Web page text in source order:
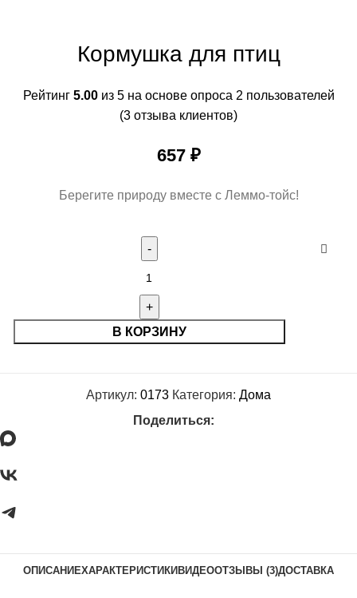
Кормушка для птиц
Рейтинг 5.00из 5 на основе опроса 2 пользователей
(3 отзыва клиентов)
657 ₽
Берегите природу вместе с Леммо-тойс!
В КОРЗИНУ
Артикул: 0173 Категория: Дома
Поделиться:
ОПИСАНИЕХАРАКТЕРИСТИКИ ВИДЕООТЗЫВЫ (3)ДОСТАВКА